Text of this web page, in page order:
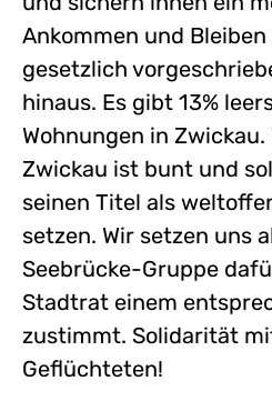
Ankommen und
gesetzlich
hinaus. Es gibt 13%
Wohnungen in
Zwickau ist bunt und
seinen Titel als
setzen. Wir setzen uns
Seebrücke-Gruppe
Stadtrat einem
zustimmt. Solidarität
Geflüchteten!